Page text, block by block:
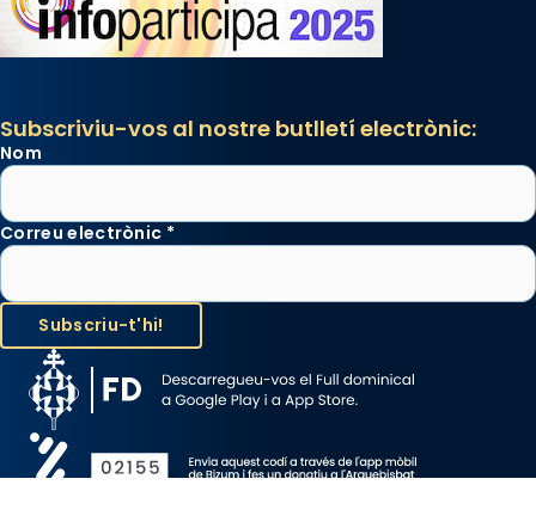
Subscriviu-vos al nostre butlletí electrònic:
Nom
Correu electrònic *